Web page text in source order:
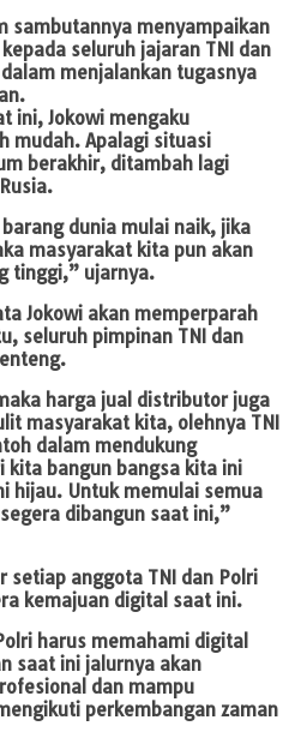
sambutannya menyampaikan
seluruh jajaran TNI dan
menjalankan tugasnya
ini, Jokowi mengaku
mudah. Apalagi situasi
berakhir, ditambah lagi
dunia mulai naik, jika
masyarakat kita pun akan
tinggi,” ujarnya.
Jokowi akan memperparah
seluruh pimpinan TNI dan
harga jual distributor juga
masyarakat kita, olehnya TNI
dalam mendukung
kita bangun bangsa kita ini
hijau. Untuk memulai semua
dibangun saat ini,”
setiap anggota TNI dan Polri
kemajuan digital saat ini.
harus memahami digital
saat ini jalurnya akan
dan mampu
perkembangan zaman